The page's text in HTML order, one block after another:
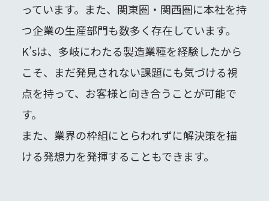
っています。また、関東圏・関西圏に本社を持
つ企業の生産部門も数多く存在しています。
K’sは、多岐にわたる製造業種を経験したから
こそ、まだ発見されない課題にも気づける視
点を持って、お客様と向き合うことが可能で
す。
また、業界の枠組にとらわれずに解決策を描
ける発想力を発揮することもできます。